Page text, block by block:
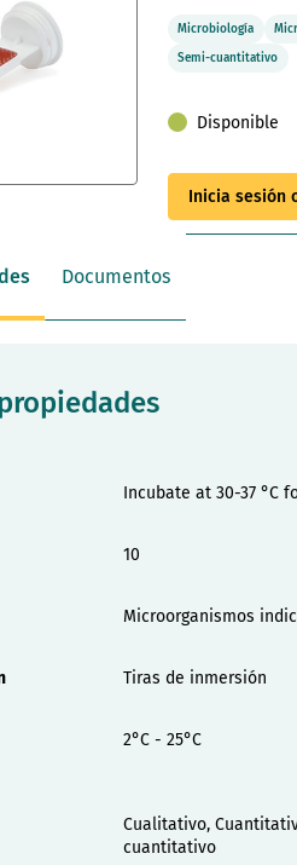
Microbiología
Semi-cuantitativo
Disponible
Inicia sesión
Documentos
Incubate at 30-37 °C
10
Microorganismos
Tiras de inmersión
2°C - 25°C
Cualitativo,
cuantitativo